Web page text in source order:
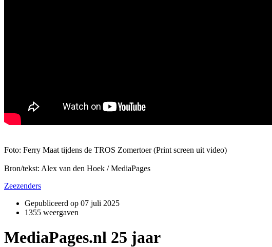
Foto: Ferry Maat tijdens de TROS Zomertoer (Print screen uit video)
Bron/tekst: Alex van den Hoek / MediaPages
Zeezenders
Gepubliceerd op 07 juli 2025
1355 weergaven
MediaPages.nl 25 jaar